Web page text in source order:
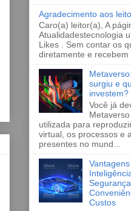
Agradecimento aos
Caro(a) leitor(a), A
Atualidadestecnologia
Likes . Sem contar os
diretamente e recebem
surgiu e
investem?
Você já
utilizada para
virtual, os processos e
presentes no mund...
Custos